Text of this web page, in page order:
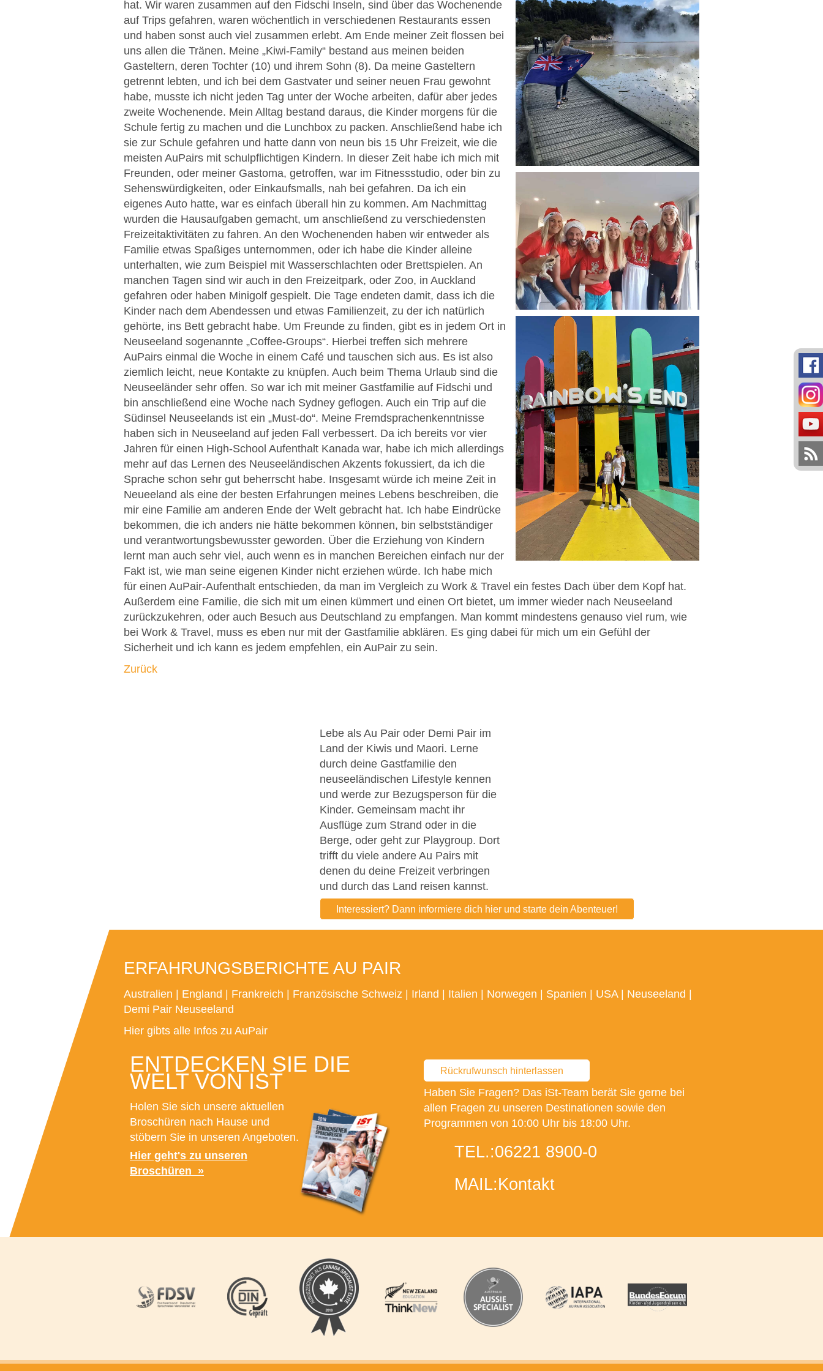
hat. Wir waren zusammen auf den Fidschi Inseln, sind über das Wochenende
auf Trips gefahren, waren wöchentlich in verschiedenen Restaurants essen
und haben sonst auch viel zusammen erlebt. Am Ende meiner Zeit flossen bei
uns allen die Tränen. Meine „Kiwi-Family“ bestand aus meinen beiden
Gasteltern, deren Tochter (10) und ihrem Sohn (8). Da meine Gasteltern
getrennt lebten, und ich bei dem Gastvater und seiner neuen Frau gewohnt
habe, musste ich nicht jeden Tag unter der Woche arbeiten, dafür aber jedes
zweite Wochenende. Mein Alltag bestand daraus, die Kinder morgens für die
Schule fertig zu machen und die Lunchbox zu packen. Anschließend habe ich
sie zur Schule gefahren und hatte dann von neun bis 15 Uhr Freizeit, wie die
meisten AuPairs mit schulpflichtigen Kindern. In dieser Zeit habe ich mich mit
Freunden, oder meiner Gastoma, getroffen, war im Fitnessstudio, oder bin zu
Sehenswürdigkeiten, oder Einkaufsmalls, nah bei gefahren. Da ich ein
eigenes Auto hatte, war es einfach überall hin zu kommen. Am Nachmittag
wurden die Hausaufgaben gemacht, um anschließend zu verschiedensten
Freizeitaktivitäten zu fahren. An den Wochenenden haben wir entweder als
Familie etwas Spaßiges unternommen, oder ich habe die Kinder alleine
unterhalten, wie zum Beispiel mit Wasserschlachten oder Brettspielen. An
manchen Tagen sind wir auch in den Freizeitpark, oder Zoo, in Auckland
gefahren oder haben Minigolf gespielt. Die Tage endeten damit, dass ich die
Kinder nach dem Abendessen und etwas Familienzeit, zu der ich natürlich
gehörte, ins Bett gebracht habe. Um Freunde zu finden, gibt es in jedem Ort in
Neuseeland sogenannte „Coffee-Groups“. Hierbei treffen sich mehrere
AuPairs einmal die Woche in einem Café und tauschen sich aus. Es ist also
ziemlich leicht, neue Kontakte zu knüpfen. Auch beim Thema Urlaub sind die
Neuseeländer sehr offen. So war ich mit meiner Gastfamilie auf Fidschi und
bin anschließend eine Woche nach Sydney geflogen. Auch ein Trip auf die
Südinsel Neuseelands ist ein „Must-do“. Meine Fremdsprachenkenntnisse
haben sich in Neuseeland auf jeden Fall verbessert. Da ich bereits vor vier
Jahren für einen High-School Aufenthalt Kanada war, habe ich mich allerdings
mehr auf das Lernen des Neuseeländischen Akzents fokussiert, da ich die
Sprache schon sehr gut beherrscht habe. Insgesamt würde ich meine Zeit in
Neueeland als eine der besten Erfahrungen meines Lebens beschreiben, die
mir eine Familie am anderen Ende der Welt gebracht hat. Ich habe Eindrücke
bekommen, die ich anders nie hätte bekommen können, bin selbstständiger
und verantwortungsbewusster geworden. Über die Erziehung von Kindern
lernt man auch sehr viel, auch wenn es in manchen Bereichen einfach nur der
Fakt ist, wie man seine eigenen Kinder nicht erziehen würde. Ich habe mich
für einen AuPair-Aufenthalt entschieden, da man im Vergleich zu Work & Travel ein festes Dach über dem Kopf hat.
Außerdem eine Familie, die sich mit um einen kümmert und einen Ort bietet, um immer wieder nach Neuseeland
zurückzukehren, oder auch Besuch aus Deutschland zu empfangen. Man kommt mindestens genauso viel rum, wie
bei Work & Travel, muss es eben nur mit der Gastfamilie abklären. Es ging dabei für mich um ein Gefühl der
Sicherheit und ich kann es jedem empfehlen, ein AuPair zu sein.
Zurück
Lebe als Au Pair oder Demi Pair im
Land der Kiwis und Maori. Lerne
durch deine Gastfamilie den
neuseeländischen Lifestyle kennen
und werde zur Bezugsperson für die
Kinder. Gemeinsam macht ihr
Ausflüge zum Strand oder in die
Berge, oder geht zur Playgroup. Dort
trifft du viele andere Au Pairs mit
denen du deine Freizeit verbringen
und durch das Land reisen kannst.
Interessiert? Dann informiere dich hier und starte dein Abenteuer!
ERFAHRUNGSBERICHTE AU PAIR
Australien | England | Frankreich | Französische Schweiz | Irland | Italien | Norwegen | Spanien | USA| Neuseeland |
Demi Pair Neuseeland
Hier gibts alle Infos zu AuPair
ENTDECKEN SIE DIE
WELT VON IST
Holen Sie sich unsere aktuellen
Broschüren nach Hause und
stöbern Sie in unseren Angeboten.
Hier geht's zu unseren
Broschüren
Rückrufwunsch hinterlassen
Haben Sie Fragen? Das iSt-Team berät Sie gerne bei
allen Fragen zu unseren Destinationen sowie den
Programmen von 10:00 Uhr bis 18:00 Uhr.
TEL.:06221 8900-0
MAIL:Kontakt